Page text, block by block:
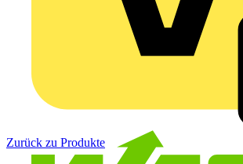
Zurück zu Produkte